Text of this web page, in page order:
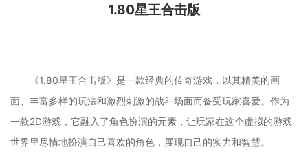
1.80星王合击版
《1.80星王合击版》是一款经典的传奇游戏，以其精美的画
面、丰富多样的玩法和激烈刺激的战斗场面而备受玩家喜爱。作为
一款2D游戏，它融入了角色扮演的元素，让玩家在这个虚拟的游戏
世界里尽情地扮演自己喜欢的角色，展现自己的实力和智慧。